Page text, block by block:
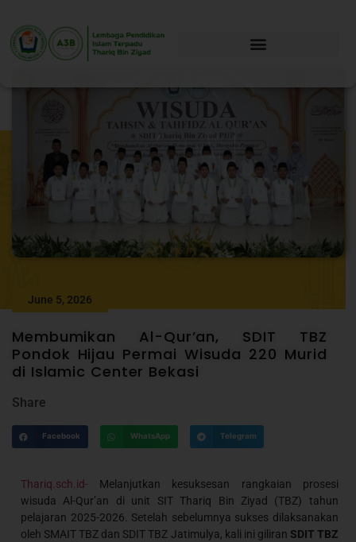
June 5, 2026
Membumikan Al-Qur’an, SDIT TBZ
Pondok Hijau Permai Wisuda 220 Murid
di Islamic Center Bekasi
Share
Facebook WhatsApp Telegram
Thariq.sch.id- Melanjutkan kesuksesan rangkaian prosesi
wisuda Al-Qur’an di unit SIT Thariq Bin Ziyad (TBZ) tahun
pelajaran 2025-2026. Setelah sebelumnya sukses dilaksanakan
oleh SMAIT TBZ dan SDIT TBZ Jatimulya, kali ini giliran SDIT TBZ